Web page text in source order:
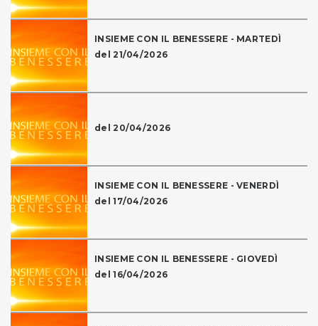
INSIEME CON IL BENESSERE - MARTEDÌ
del 21/04/2026
del 20/04/2026
INSIEME CON IL BENESSERE - VENERDÌ
del 17/04/2026
INSIEME CON IL BENESSERE - GIOVEDÌ
del 16/04/2026